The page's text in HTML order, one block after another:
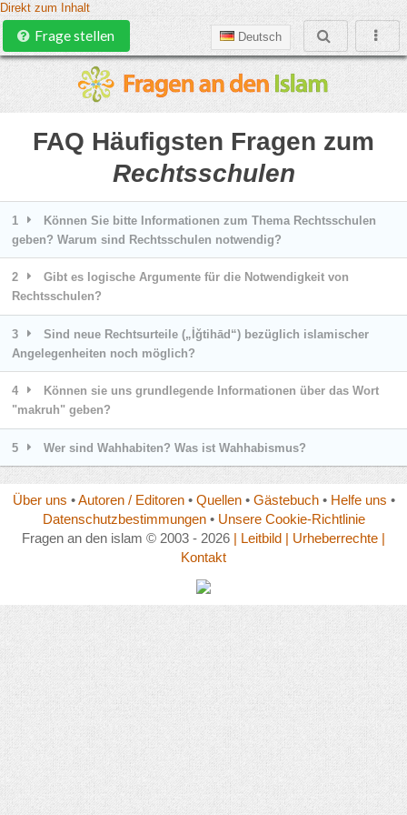
Direkt zum Inhalt
Deutsch
Frage stellen
FAQ Häufigsten Fragen zum
Rechtsschulen
1
Können Sie bitte Informationen zum Thema Rechtsschulen
geben? Warum sind Rechtsschulen notwendig?
2
Gibt es logische Argumente für die Notwendigkeit von
Rechtsschulen?
3
Sind neue Rechtsurteile („İǧtihād“) bezüglich islamischer
Angelegenheiten noch möglich?
4
Können sie uns grundlegende Informationen über das Wort
"makruh" geben?
5 Wer sind Wahhabiten? Was ist Wahhabismus?
Über uns •Autoren / Editoren• Quellen• Gästebuch• Helfe uns •
Datenschutzbestimmungen• Unsere Cookie-Richtlinie
Fragen an den islam © 2003 - 2026
| Leitbild | Urheberrechte
Kontakt